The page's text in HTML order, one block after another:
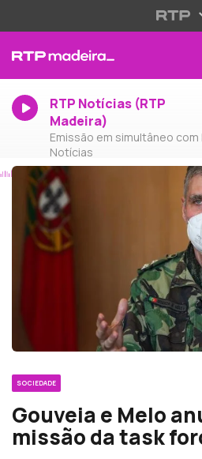
RTP Notícias (RTP
Madeira)
Emissão em simultâneo com
Notícias
SOCIEDADE
Gouveia e Melo
missão da task